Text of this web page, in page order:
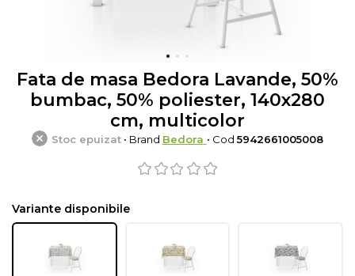
Fata de masa Bedora Lavande, 50%
bumbac, 50% poliester, 140x280
cm, multicolor
Stoc epuizat• Brand Bedora • Cod5942661005008
Variante disponibile